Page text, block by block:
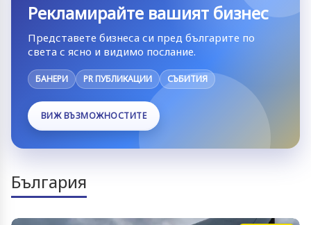
Рекламирайте вашият бизнес
Представете бизнеса си пред българите по
света с ясно и видимо послание.
БАНЕРИ PR ПУБЛИКАЦИИ СЪБИТИЯ
ВИЖ ВЪЗМОЖНОСТИТЕ
България